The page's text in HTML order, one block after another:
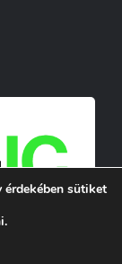
sütiket